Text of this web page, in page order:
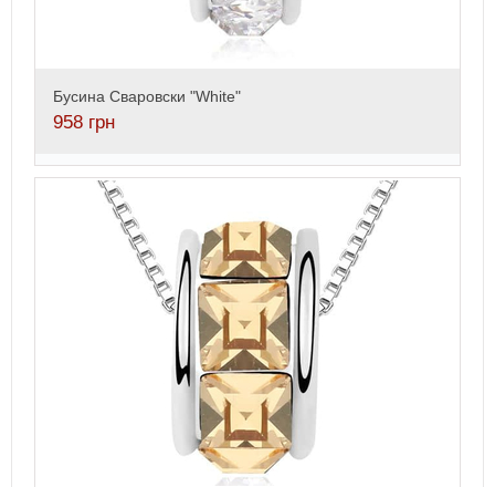
Бусина Сваровски "White"
958 грн